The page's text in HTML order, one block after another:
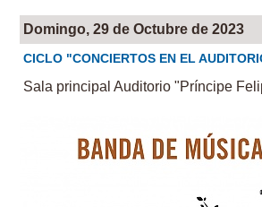
Domingo, 29 de Octubre de 2023
CICLO "CONCIERTOS EN EL
Sala principal Auditorio "Príncipe